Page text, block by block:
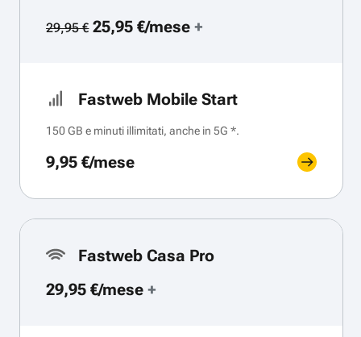
29,95 €25,95 €/mese+
Fastweb Mobile Start
150 GB e minuti illimitati, anche in 5G *.
9,95 €/mese
Fastweb Casa Pro
29,95 €/mese +